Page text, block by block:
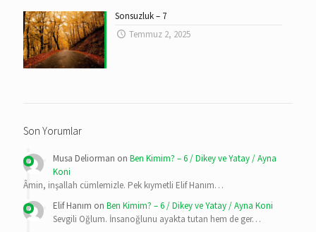
Sonsuzluk – 7
Temmuz 2, 2025
Son Yorumlar
Musa Deliorman on Ben Kimim? – 6 / Dikey ve Yatay / Ayna
Koni
Âmin, inşallah cümlemizle. Pek kıymetli Elif Hanım…
Elif Hanım on Ben Kimim? – 6 / Dikey ve Yatay / Ayna Koni
Sevgili Oğlum. İnsanoğlunu ayakta tutan hem de ger…